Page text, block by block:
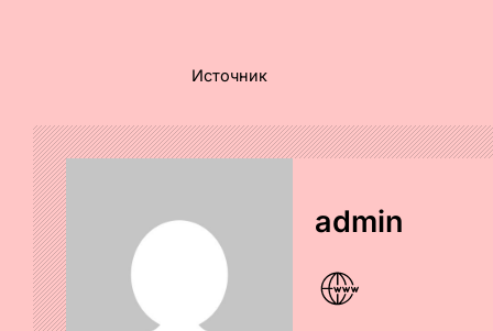
Источник
admin